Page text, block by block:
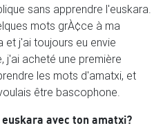
sans apprendre l'euskara.
mots grÀ¢ce à ma
et j'ai toujours eu envie
j'ai acheté une première
les mots d'amatxi, et
être bascophone.
avec ton amatxi?